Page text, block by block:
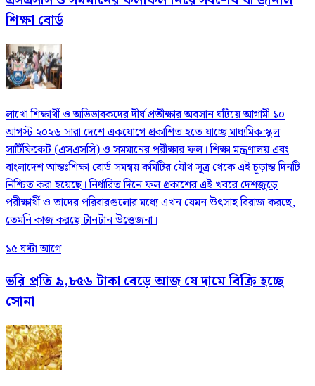
শিক্ষা বোর্ড
লাখো শিক্ষার্থী ও অভিভাবকদের দীর্ঘ প্রতীক্ষার অবসান ঘটিয়ে আগামী ১০
আগস্ট ২০২৬ সারা দেশে একযোগে প্রকাশিত হতে যাচ্ছে মাধ্যমিক স্কুল
সার্টিফিকেট (এসএসসি) ও সমমানের পরীক্ষার ফল। শিক্ষা মন্ত্রণালয় এবং
বাংলাদেশ আন্তঃশিক্ষা বোর্ড সমন্বয় কমিটির যৌথ সূত্র থেকে এই চূড়ান্ত দিনটি
নিশ্চিত করা হয়েছে। নির্ধারিত দিনে ফল প্রকাশের এই খবরে দেশজুড়ে
পরীক্ষার্থী ও তাদের পরিবারগুলোর মধ্যে এখন যেমন উৎসাহ বিরাজ করছে,
তেমনি কাজ করছে টানটান উত্তেজনা।
১৫ ঘণ্টা আগে
ভরি প্রতি ৯,৮৫৬ টাকা বেড়ে আজ যে দামে বিক্রি হচ্ছে
সোনা